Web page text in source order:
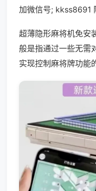
加微信号; kkss8691
超薄隐形麻将机免安
般是指通过一些无需
实现控制麻将牌功能